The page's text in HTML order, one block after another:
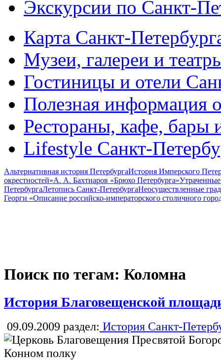
Экскурсии по Санкт-
Карта Санкт-
Музеи, галереи и
Гостиницы и отели
Полезная информация
Рестораны, кафе, бары
Lifestyle Санкт-
Альтернативная история ПетербургаИстория Имперского
окрестностей»А. А. Бахтиаров «Брюхо Петербурга»
ПетербургаЛетопись Санкт-ПетербургаНеосуществленные
Георги «Описание российско-императорского столичного
Поиск по тегам: Коломна
История Благовещенской
09.09.2009 раздел: История Санкт-